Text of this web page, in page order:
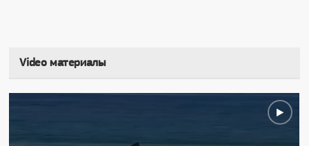
Video материалы